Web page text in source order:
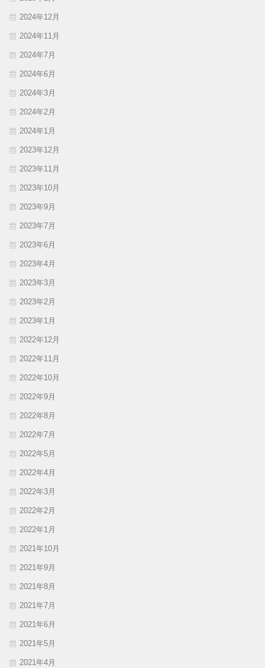
2024年12月
2024年11月
2024年7月
2024年6月
2024年3月
2024年2月
2024年1月
2023年12月
2023年11月
2023年10月
2023年9月
2023年7月
2023年6月
2023年4月
2023年3月
2023年2月
2023年1月
2022年12月
2022年11月
2022年10月
2022年9月
2022年8月
2022年7月
2022年5月
2022年4月
2022年3月
2022年2月
2022年1月
2021年10月
2021年9月
2021年8月
2021年7月
2021年6月
2021年5月
2021年4月